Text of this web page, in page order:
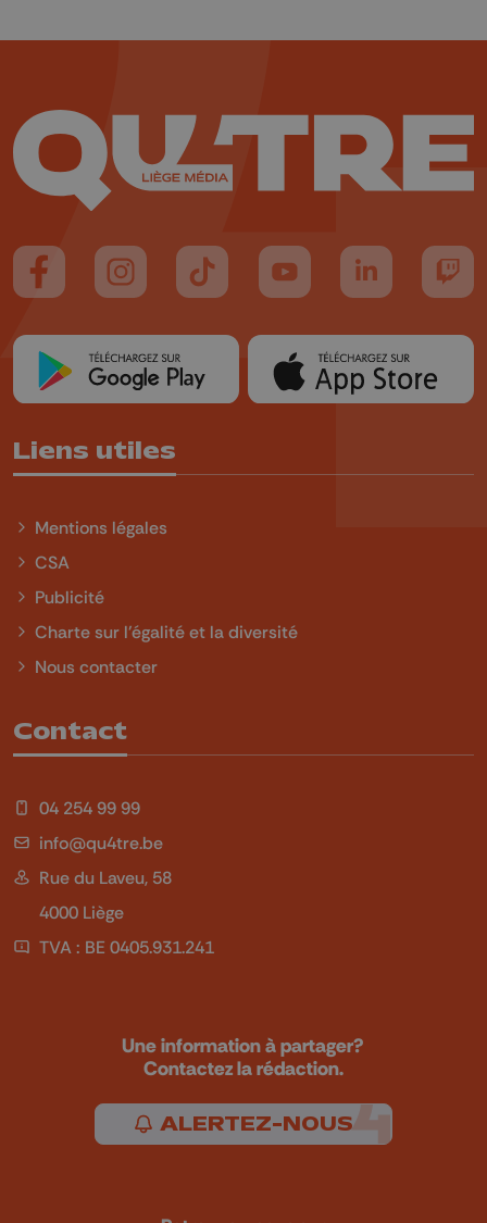
Suivez-nous sur FaceBook
Suivez-nous sur Instagram
Suivez-nous sur TikTok
Suivez-nous sur YouTube
Suivez-nous
Liens utiles
Mentions légales
CSA
Publicité
Charte sur l'égalité et la diversité
Nous contacter
Contact
04 254 99 99
info@qu4tre.be
Rue du Laveu, 58
4000 Liège
TVA : BE 0405.931.241
Une information à partager?
Contactez la rédaction.
ALERTEZ-NOUS